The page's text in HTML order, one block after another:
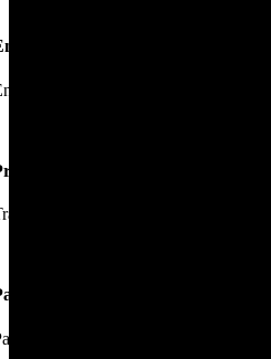
en 24hs
su pedido en 24hs.
de Calidad
las mejores marcas.
Seguros.
online en nuestra web.